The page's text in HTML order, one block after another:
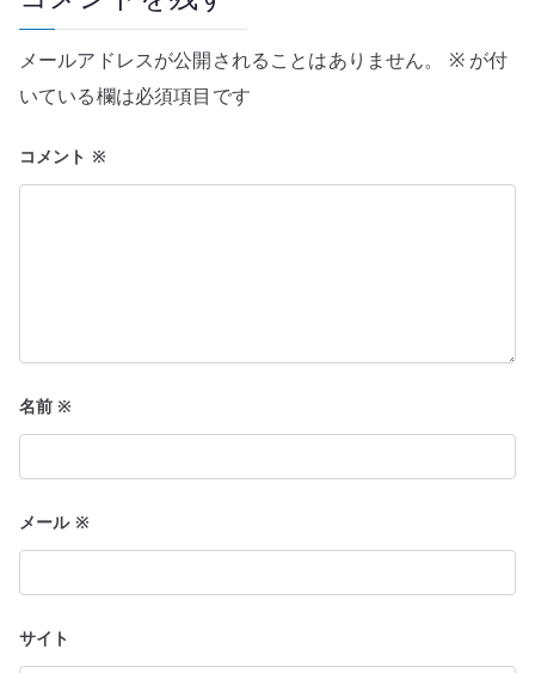
シ
ョ
ン
メールアドレスが公開されることはありません。 ※が付
いている欄は必須項目です
コメント ※
名前※
メール ※
サイト